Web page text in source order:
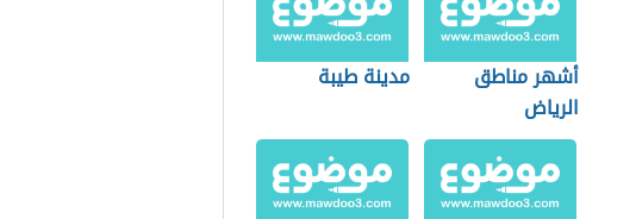
أشهر مناطق
الرياض
مدينة طيبة